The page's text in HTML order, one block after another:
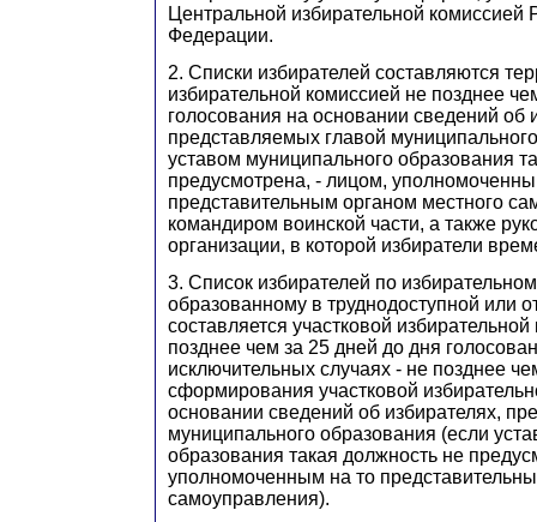
Центральной избирательной комиссией
Федерации.
2. Списки избирателей составляются
избирательной комиссией не позднее
голосования на основании сведений об
представляемых главой
уставом муниципального образования
предусмотрена, - лицом,
представительным органом местного
командиром воинской части, а также
организации, в которой избиратели
3. Список избирателей по
образованному в труднодоступной или
составляется участковой
позднее чем за 25 дней до дня
исключительных случаях - не позднее
сформирования участковой
основании сведений об избирателях,
муниципального образования (если
образования такая должность не
уполномоченным на то
самоуправления).